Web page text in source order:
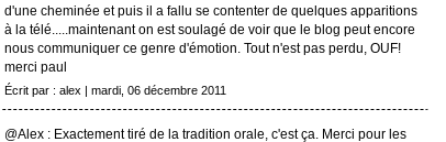
d'une cheminée et puis il a fallu se contenter de quelques apparitions
à la télé.....maintenant on est soulagé de voir que le blog peut encore
nous communiquer ce genre d'émotion. Tout n'est pas perdu, OUF!
merci paul
Écrit par : alex | mardi, 06 décembre 2011
@Alex : Exactement tiré de la tradition orale, c'est ça. Merci pour les